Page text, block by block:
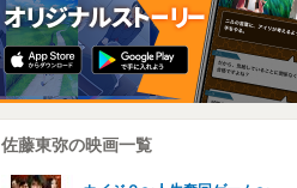
佐藤東弥の映画一覧